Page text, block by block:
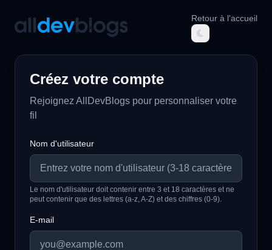
AllDevBlogs
Retour à l'accueil
Créez votre compte
Rejoignez AllDevBlogs pour personnaliser votre
fil
Nom d'utilisateur
Le nom d'utilisateur doit contenir entre 3 et 18 caractères et ne
peut contenir que des lettres (a-z, A-Z) et des chiffres (0-9).
E-mail